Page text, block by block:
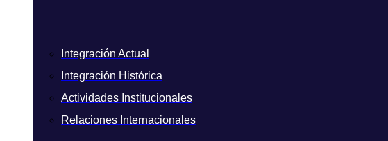
Integración Actual
Integración Histórica
Actividades Institucionales
Relaciones Internacionales